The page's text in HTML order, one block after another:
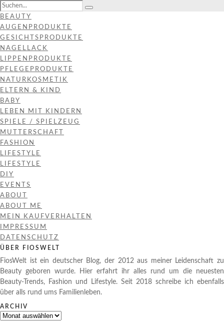
BEAUTY
AUGENPRODUKTE
GESICHTSPRODUKTE
NAGELLACK
LIPPENPRODUKTE
PFLEGEPRODUKTE
NATURKOSMETIK
ELTERN & KIND
BABY
LEBEN MIT KINDERN
SPIELE / SPIELZEUG
MUTTERSCHAFT
FASHION
LIFESTYLE
LIFESTYLE
DIY
EVENTS
ABOUT
ABOUT ME
MEIN KAUFVERHALTEN
IMPRESSUM
DATENSCHUTZ
ÜBER FIOSWELT
FiosWelt ist ein deutscher Blog, der 2012 aus meiner Leidenschaft zu
Beauty geboren wurde. Hier erfahrt ihr alles rund um die neuesten
Beauty-Trends, Fashion und Lifestyle. Seit 2018 schreibe ich ebenfalls
über alls rund ums Familienleben.
ARCHIV
Archiv